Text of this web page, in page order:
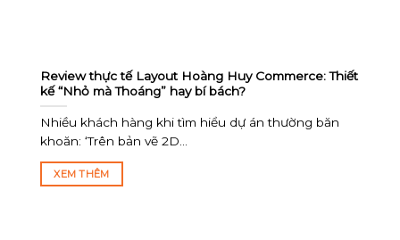
Review thực tế Layout Hoàng Huy Commerce: Thiết
kế “Nhỏ mà Thoáng” hay bí bách?
Nhiều khách hàng khi tìm hiểu dự án thường băn
khoăn: ‘Trên bản vẽ 2D...
XEM THÊM